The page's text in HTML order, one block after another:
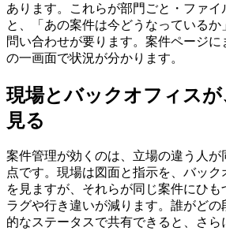
あります。これらが部門ごと・ファ
と、「あの案件は今どうなっている
問い合わせが要ります。案件ページ
の一画面で状況が分かります。
現場とバックオフィスが
見る
案件管理が効くのは、立場の違う人が
点です。現場は図面と指示を、バッ
を見ますが、それらが同じ案件にひ
ラグや行き違いが減ります。誰がど
的なステータスで共有できると、さら